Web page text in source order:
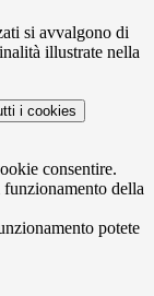
si avvalgono di
illustrate nella
i cookies
consentire.
della
potete